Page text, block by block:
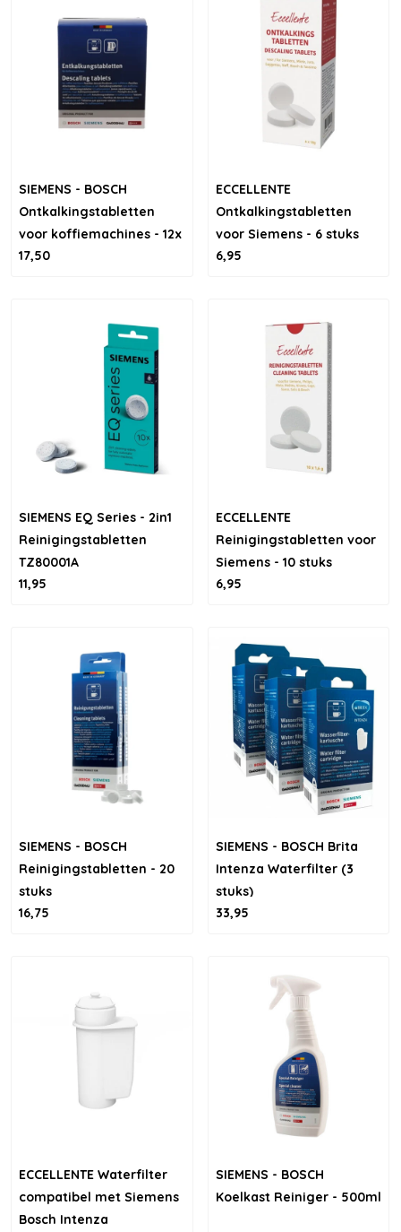
SIEMENS - BOSCH
Ontkalkingstabletten
voor koffiemachines - 12x
18 gram
17,50
ECCELLENTE
Ontkalkingstabletten
voor Siemens - 6 stuks
6,95
SIEMENS EQ Series - 2in1
Reinigingstabletten
TZ80001A
11,95
ECCELLENTE
Reinigingstabletten voor
Siemens - 10 stuks
TZ80001 | TZ60001
6,95
SIEMENS - BOSCH
Reinigingstabletten - 20
stuks
16,75
SIEMENS - BOSCH Brita
Intenza Waterfilter (3
stuks)
33,95
ECCELLENTE Waterfilter
compatibel met Siemens
Bosch Intenza
SIEMENS - BOSCH
Koelkast Reiniger - 500ml